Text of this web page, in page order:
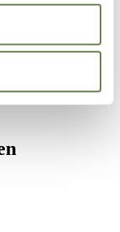
Unter dem
über alle
zu